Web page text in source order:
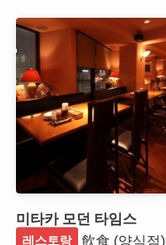
미타카 모던 타임스
레스토랑 飲食 (양식점)